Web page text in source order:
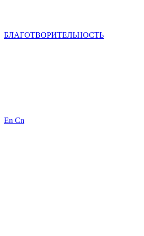
БЛАГОТВОРИТЕЛЬНОСТЬ
En Cn